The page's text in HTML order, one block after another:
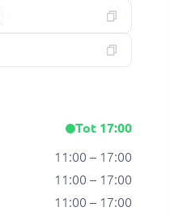
Tot 17:00
11:00 – 17:00
11:00 – 17:00
11:00 – 17:00